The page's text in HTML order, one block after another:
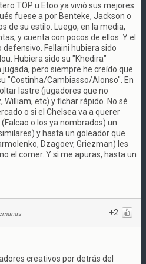
TOP u Etoo ya vivió sus mejores
fuese a por Benteke, Jackson o
de su estilo. Luego, en la media,
y cuenta con pocos de ellos. Y el
Fellaini hubiera sido
Hubiera sido su "Khedira"
jugada, pero siempre he creído que
"Costinha/Cambiasso/Alonso". En
lastre (jugadores que no
etc) y fichar rápido. No sé
o si el Chelsea va a querer
o los ya nombrados) un
y hasta un goleador que
Dzagoev, Griezman) les
el comer. Y si me apuras, hasta un
+2
creativos por detrás del